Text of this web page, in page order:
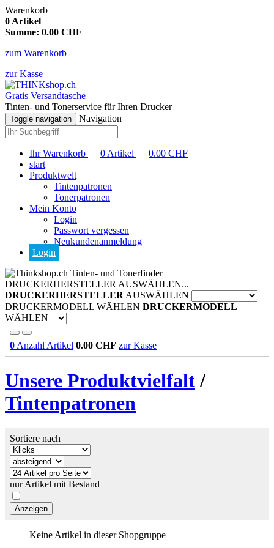
Warenkorb
0 Artikel
Summe: 0.00 CHF
zum Warenkorb
zur Kasse
Gratis Versandtasche
Tinten- und Tonerservice für Ihren Drucker
Toggle navigation Navigation
Ihr Warenkorb 0 Artikel 0.00 CHF
start
Produktwelt
Tintenpatronen
Tonerpatronen
Mein Konto
Login
Passwort vergessen
Neukundenanmeldung
Login
Tinten- und Tonerfinder
DRUCKERHERSTELLER AUSWÄHLEN...
DRUCKERHERSTELLER AUSWÄHLEN
DRUCKERMODELL WÄHLEN DRUCKERMODELL
WÄHLEN
0 Anzahl Artikel 0.00 CHF zur Kasse
Unsere Produktvielfalt/
Tintenpatronen
Sortiere nach
nur Artikel mit Bestand
Keine Artikel in dieser Shopgruppe